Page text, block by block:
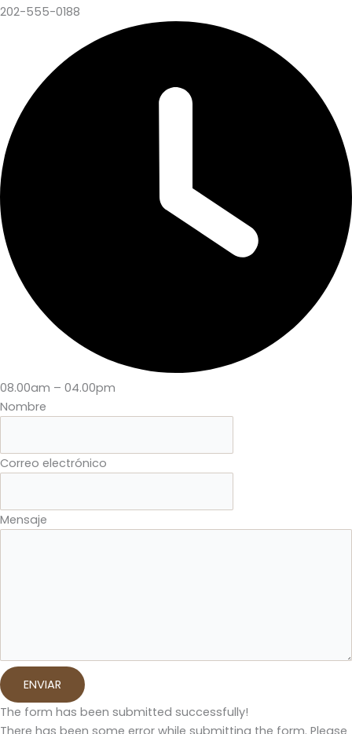
202-555-0188
08.00am – 04.00pm
Nombre
Correo electrónico
Mensaje
ENVIAR
The form has been submitted successfully!